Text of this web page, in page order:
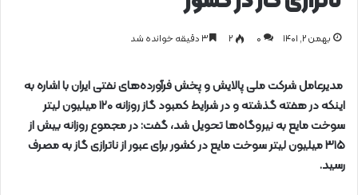
بهمن ۲, ۱۴۰۱ 0 ۲
مدیرعامل شرکت ملی پالایش و پخش فرآورده‌های نفتی ایران با اشاره به
اینکه در هفته گذشته و در شرایط کمبود گاز روزانه ۱۲۰ میلیون لیتر
سوخت مایع به نیروگاه‌ها تحویل شد، گفت: در مجموع روزانه بیش از
۳۱۵ میلیون لیتر سوخت مایع در کشور برای عبور از ناترازی گاز به مصرف
رسید.